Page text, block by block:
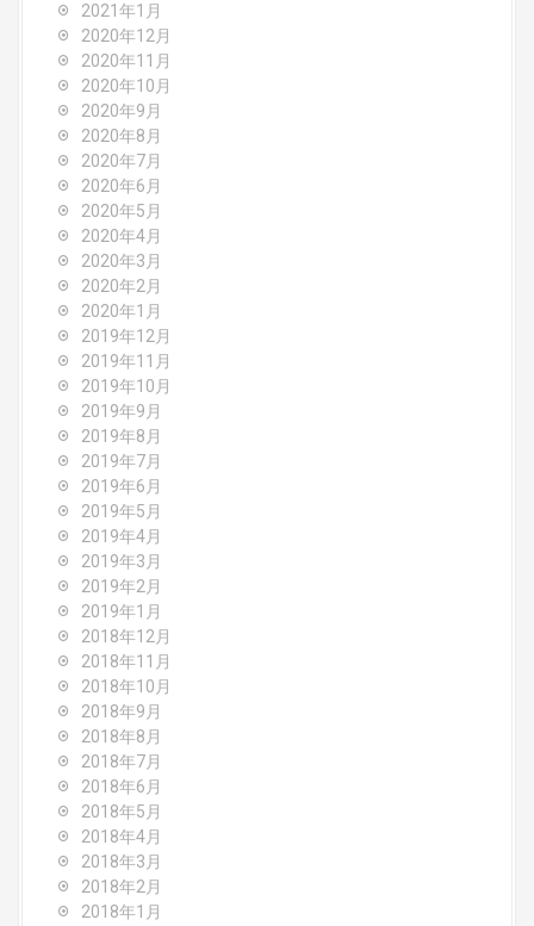
2021年1月
2020年12月
2020年11月
2020年10月
2020年9月
2020年8月
2020年7月
2020年6月
2020年5月
2020年4月
2020年3月
2020年2月
2020年1月
2019年12月
2019年11月
2019年10月
2019年9月
2019年8月
2019年7月
2019年6月
2019年5月
2019年4月
2019年3月
2019年2月
2019年1月
2018年12月
2018年11月
2018年10月
2018年9月
2018年8月
2018年7月
2018年6月
2018年5月
2018年4月
2018年3月
2018年2月
2018年1月